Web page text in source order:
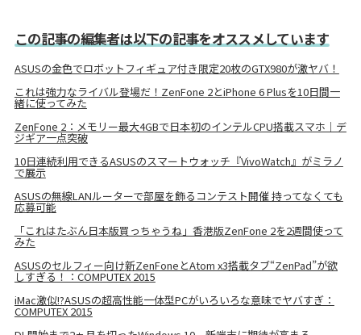
この記事の編集者は以下の記事をオススメしています
ASUSの金色でロボットフィギュア付き限定20枚のGTX980が激ヤバ！
これは強力なライバル登場だ！ZenFone 2とiPhone 6 Plusを10日間一
緒に使ってみた
ZenFone 2：メモリー最大4GBで日本初のインテルCPU搭載スマホ｜デ
ジギア一点突破
10日連続利用できるASUSのスマートウォッチ『VivoWatch』がミラノ
で展示
ASUSの無線LANルーターで部屋を飾るコンテスト開催 持ってなくても
応募可能
「これはたぶん日本版買っちゃうね」香港版ZenFone 2を2週間使って
みた
ASUSのセルフィー向け新ZenFoneとAtom x3搭載タブ“ZenPad”が欲
しすぎる！：COMPUTEX 2015
iMac激似!?ASUSの超高性能一体型PCがいろいろな意味でヤバすぎ：
COMPUTEX 2015